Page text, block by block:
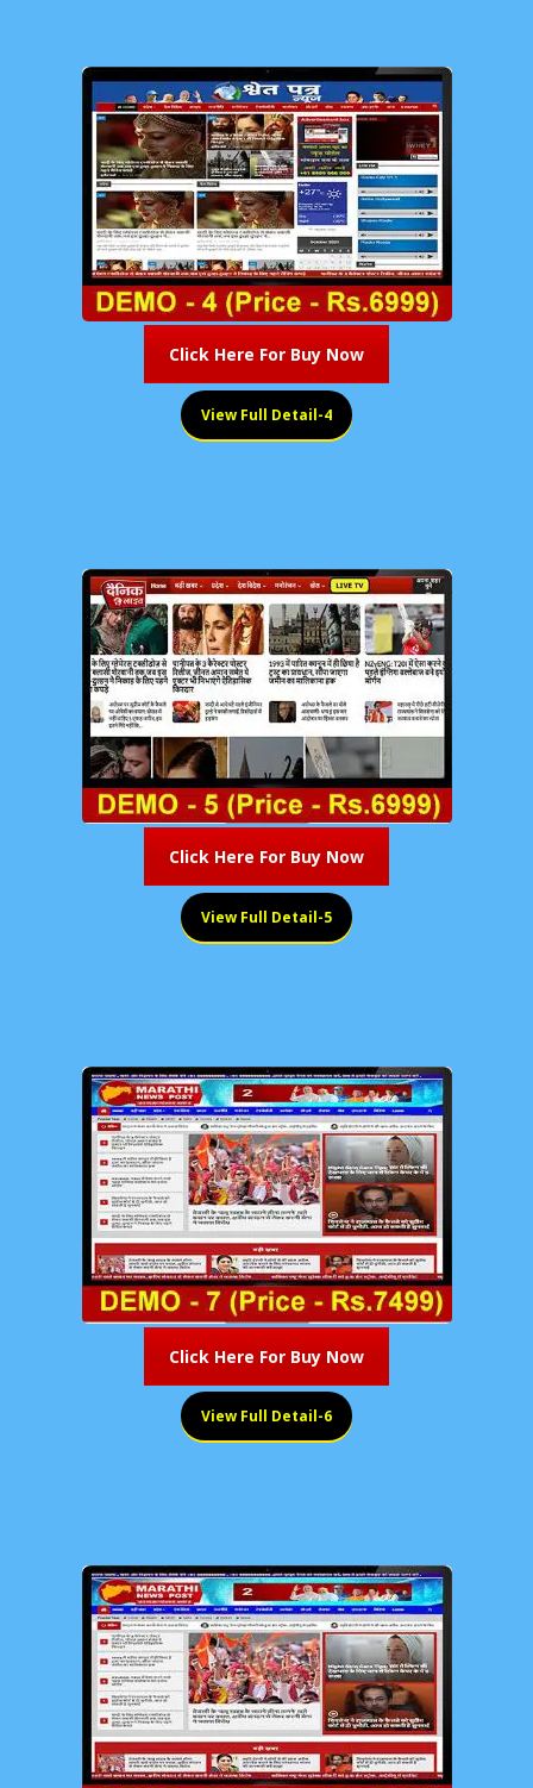
Click Here For Buy Now
View Full Detail-4
Click Here For Buy Now
View Full Detail-5
Click Here For Buy Now
View Full Detail-6